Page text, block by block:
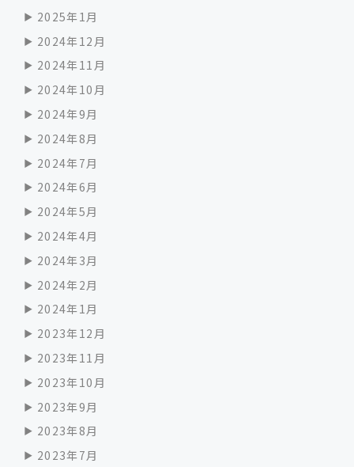
2025年1月
2024年12月
2024年11月
2024年10月
2024年9月
2024年8月
2024年7月
2024年6月
2024年5月
2024年4月
2024年3月
2024年2月
2024年1月
2023年12月
2023年11月
2023年10月
2023年9月
2023年8月
2023年7月